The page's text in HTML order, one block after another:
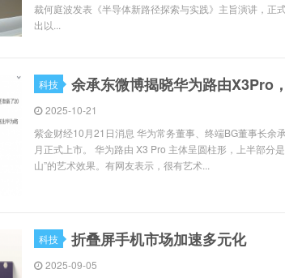
裁何庭波发表《半导体新路径探索与实践》主旨演讲，正
出以...
科技 余承东微博揭晓华为路由X3Pro
2025-10-21
紫金财经10月21日消息 华为常务董事、终端BG董事长余
月正式上市。 华为路由 X3 Pro 主体呈圆柱形，上半部分
山”的艺术效果。有网友表示，很有艺术...
科技 折叠屏手机市场加速多元化
2025-09-05